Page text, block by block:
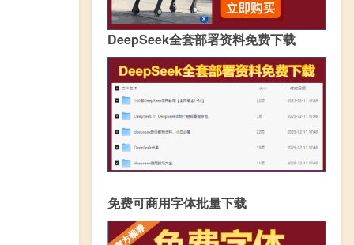
DeepSeek全套部署资料免费下载
免费可商用字体批量下载